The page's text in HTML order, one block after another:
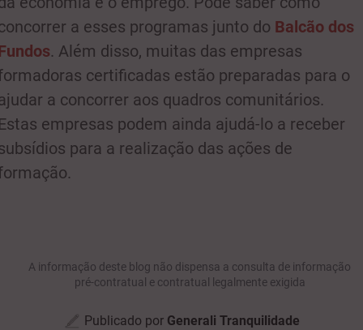
a esses programas junto do Balcão dos
. Além disso, muitas das empresas
certificadas estão preparadas para o
a concorrer aos quadros comunitários.
empresas podem ainda ajudá-lo a receber
para a realização das ações de
A informação deste blog não dispensa a consulta de informação
pré-contratual e contratual legalmente exigida
Publicado por Generali Tranquilidade